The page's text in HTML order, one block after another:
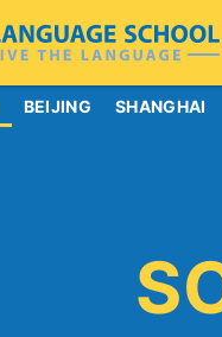
BEIJING SHANGHAI